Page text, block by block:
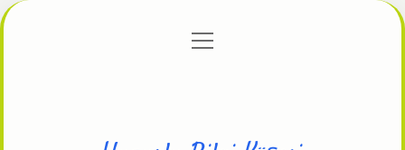
Gizlilik Politikası
menüyü